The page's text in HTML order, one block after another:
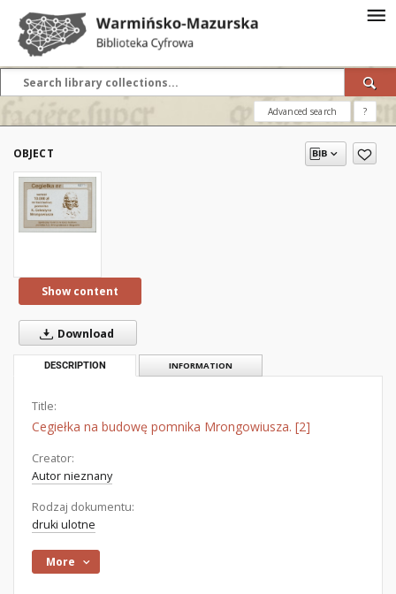
Advanced search ?
OBJECT
Show content
Download
DESCRIPTION INFORMATION
Title:
Cegiełka na budowę pomnika Mrongowiusza. [2]
Creator:
Autor nieznany
Rodzaj dokumentu:
druki ulotne
More